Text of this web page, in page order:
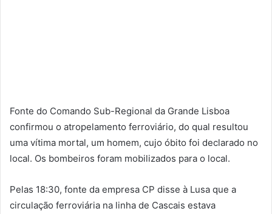
Fonte do Comando Sub-Regional da Grande Lisboa
confirmou o atropelamento ferroviário, do qual resultou
uma vítima mortal, um homem, cujo óbito foi declarado no
local. Os bombeiros foram mobilizados para o local.
Pelas 18:30, fonte da empresa CP disse à Lusa que a
circulação ferroviária na linha de Cascais estava